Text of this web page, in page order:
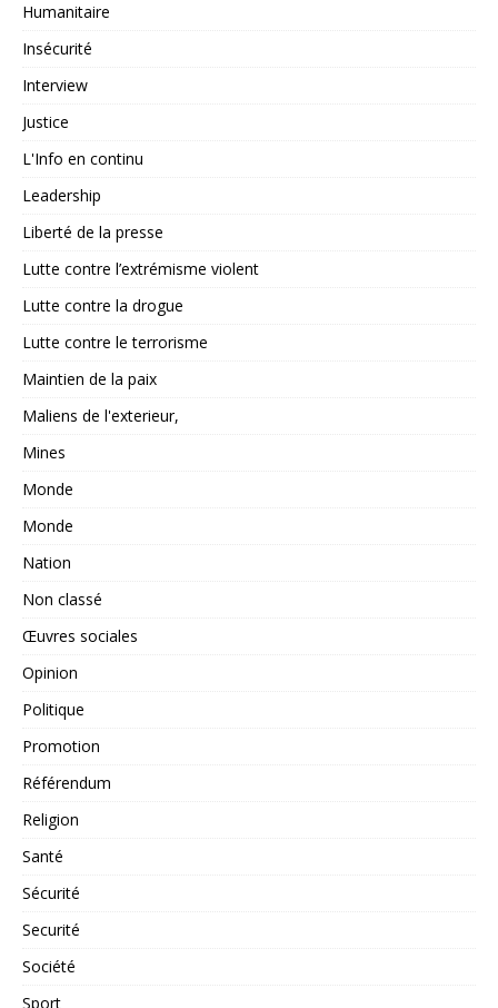
Humanitaire
Insécurité
Interview
Justice
L'Info en continu
Leadership
Liberté de la presse
Lutte contre l’extrémisme violent
Lutte contre la drogue
Lutte contre le terrorisme
Maintien de la paix
Maliens de l'exterieur,
Mines
Monde
Monde
Nation
Non classé
Œuvres sociales
Opinion
Politique
Promotion
Référendum
Religion
Santé
Sécurité
Securité
Société
Sport